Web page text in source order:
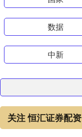
数据
中新
关注 恒汇证券配资